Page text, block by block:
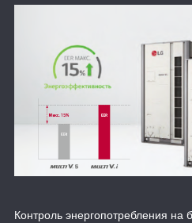
Контроль энергопотребления на